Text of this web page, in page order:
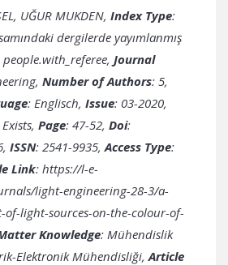
UĞUR MUKDEN, Index Type:
dergilerde yayımlanmış
people.with_referee, Journal
Number of Authors: 5,
: Englisch, Issue: 03-2020,
Page: 47-52, Doi:
ISSN: 2541-9935, Access Type:
Link: https://l-e-
light-engineering-28-3/a-
of-light-sources-on-the-colour-of-
Knowledge: Mühendislik
Elektronik Mühendisliği, Article